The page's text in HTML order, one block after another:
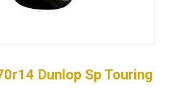
Dunlop Sp Touring